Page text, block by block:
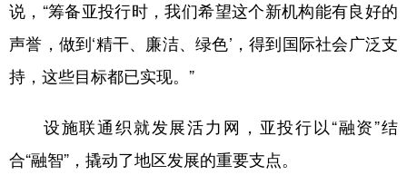
说，“筹备亚投行时，我们希望这个新机构能有良好的
声誉，做到‘精干、廉洁、绿色’，得到国际社会广泛支
持，这些目标都已实现。”
设施联通织就发展活力网，亚投行以“融资”结
合“融智”，撬动了地区发展的重要支点。